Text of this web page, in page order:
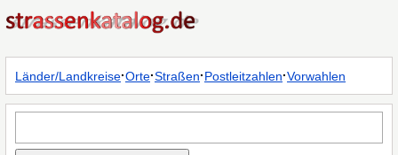
Länder/Landkreise·Orte·Straßen·Postleitzahlen·Vorwahlen